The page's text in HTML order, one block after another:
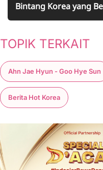
Bintang Korea yang
Perselingkuhan
TOPIK TERKAIT
Ahn Jae Hyun - Goo Hye Sun
Berita Hot Korea